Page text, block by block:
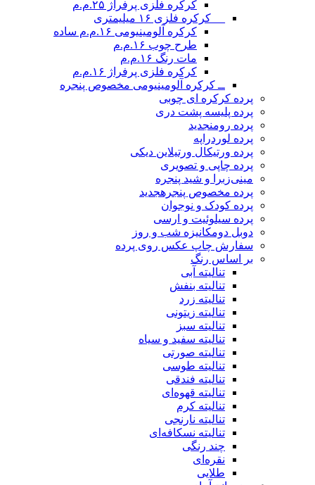
کرکره فلزی پرفراژ ۲۵.م.م
__ کرکره فلزی ۱۶ میلیمتری
کرکره آلومینیومی ۱۶.م.م ساده
طرح چوب ۱۶.م.م
مات رنگ ۱۶.م.م
کرکره فلزی پرفراژ ۱۶.م.م
ــ کرکره آلومینیومی مخصوص پنجره
پرده کرکره ای چوبی
پرده پلیسه پشت دری
پرده رومنجدید
پرده لوردراپه
پرده ورتیکال ورتیلاین دیکی
پرده چاپی و تصویری
مینی‌زبرا و شید پنجره
پرده مخصوص پنجره جدید
پرده کودک و نوجوان
پرده سیلوئیت و ارسی
دوبل دومکانیزه شب و روز
سفارش چاپ عکس روی پرده
بر اساس رنگ
تنالیته آبی
تنالیته بنفش
تنالیته زرد
تنالیته زیتونی
تنالیته سبز
تنالیته سفید و سیاه
تنالیته صورتی
تنالیته طوسی
تنالیته فندقی
تنالیته قهوه‌ای
تنالیته کرم
تنالیته نارنجی
تنالیته نسکافه‌ای
چند رنگی
نقره‌ای
طلایی